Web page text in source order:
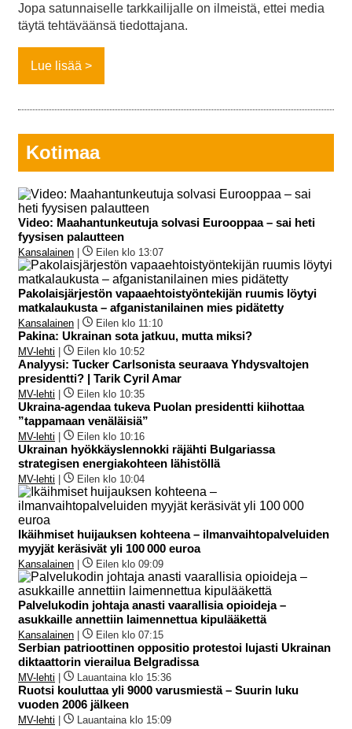
Jopa satunnaiselle tarkkailijalle on ilmeistä, ettei media
täytä tehtäväänsä tiedottajana.
Lue lisää
Kotimaa
Video: Maahantunkeutuja solvasi Eurooppaa – sai heti
fyysisen palautteen
Kansalainen Eilen klo 13:07
Pakolaisjärjestön vapaaehtoistyöntekijän ruumis löytyi
matkalaukusta – afganistanilainen mies pidätetty
Kansalainen Eilen klo 11:10
Pakina: Ukrainan sota jatkuu, mutta miksi?
MV-lehti Eilen klo 10:52
Analyysi: Tucker Carlsonista seuraava Yhdysvaltojen
presidentti? | Tarik Cyril Amar
MV-lehti Eilen klo 10:35
Ukraina-agendaa tukeva Puolan presidentti kiihottaa
”tappamaan venäläisiä”
MV-lehti Eilen klo 10:16
Ukrainan hyökkäyslennokki räjähti Bulgariassa
strategisen energiakohteen lähistöllä
MV-lehti Eilen klo 10:04
Ikäihmiset huijauksen kohteena – ilmanvaihtopalveluiden
myyjät keräsivät yli 100 000 euroa
Kansalainen Eilen klo 09:09
Palvelukodin johtaja anasti vaarallisia opioideja –
asukkaille annettiin laimennettua kipulääkettä
Kansalainen Eilen klo 07:15
Serbian patrioottinen oppositio protestoi lujasti Ukrainan
diktaattorin vierailua Belgradissa
MV-lehti Lauantaina klo 15:36
Ruotsi kouluttaa yli 9000 varusmiestä – Suurin luku
vuoden 2006 jälkeen
MV-lehti Lauantaina klo 15:09